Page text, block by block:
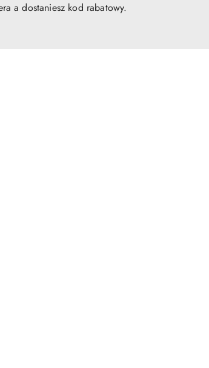
a dostaniesz kod rabatowy.